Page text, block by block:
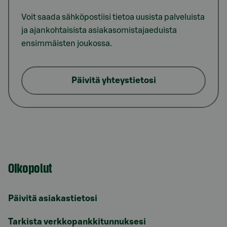
Voit saada sähköpostiisi tietoa uusista palveluista
ja ajankohtaisista asiakasomistajaeduista
ensimmäisten joukossa.
Päivitä yhteystietosi
Oikopolut
Päivitä asiakastietosi
Tarkista verkkopankkitunnuksesi